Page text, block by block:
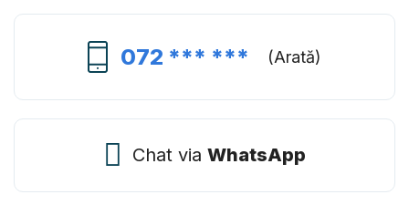
072 *** *** (Arată)
Chat via WhatsApp